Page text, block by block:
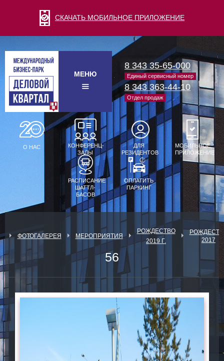
СКАЧАТЬ МОБИЛЬНОЕ ПРИЛОЖЕНИЕ
МЕНЮ
8 343 35-65-000
Единый сервисный номер
8 343 363-44-10
Отдел продаж
О НАС
КОНФЕРЕНЦ-
ЗАЛЫ
ДЛЯ
РЕЗИДЕНТОВ
МОБИЛЬНОЕ
ПРИЛОЖЕНИЕ
РАСПИСАНИЕ
ШАТТЛ-
БАСОВ
ОПЛАТИТЬ
ПАРКИНГ
ФОТОГАЛЕРЕЯ МЕРОПРИЯТИЯ
РОЖДЕСТВО
2019 Г.
2017
56